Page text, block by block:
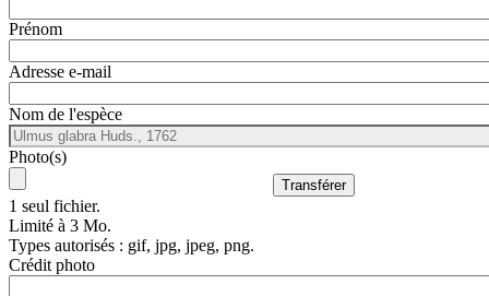
Prénom
Adresse e-mail
Nom de l'espèce
Photo(s)
1 seul fichier.
Limité à 3 Mo.
Types autorisés : gif, jpg, jpeg, png.
Crédit photo